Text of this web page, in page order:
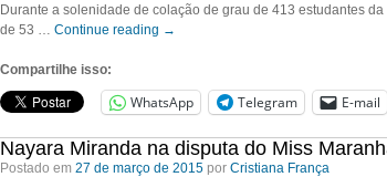
Durante a solenidade de colação de grau de 413 estudantes
de 53 … Continue reading →
Compartilhe isso:
WhatsApp Telegram E-mail
Nayara Miranda na disputa do Miss
Postado em 27 de março de 2015 por Cristiana França